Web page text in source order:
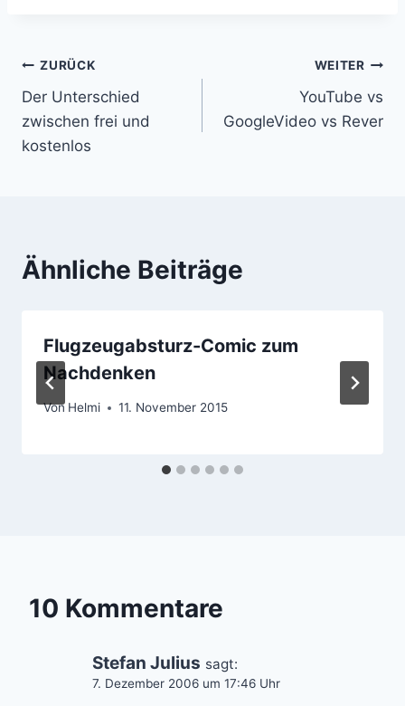
Beitragsnavigation
ZURÜCK
Der Unterschied
zwischen frei und
kostenlos
WEITER
YouTube vs
GoogleVideo vs Rever
Ähnliche Beiträge
Flugzeugabsturz-Comic zum
Nachdenken
Von Helmi 11. November 2015
10 Kommentare
Stefan Julius sagt:
7. Dezember 2006 um 17:46 Uhr